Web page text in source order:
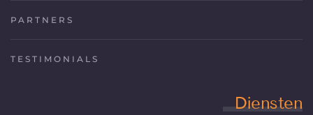
PARTNERS
TESTIMONIALS
Diensten